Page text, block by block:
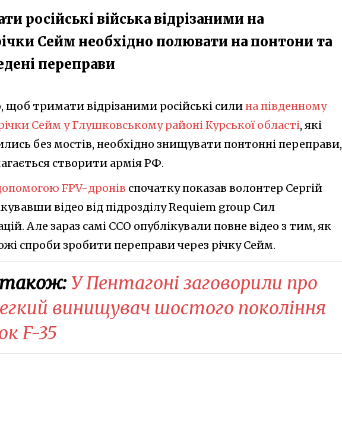
російські війська відрізаними на
Сейм необхідно полювати на понтони та
переправи
щоб тримати відрізаними російські силина південному
Сейм у Глушковському районі Курської області, які
без мостів, необхідно знищувати понтонні переправи,
створити армія РФ.
FPV-дронів спочатку показав волонтер Сергій
відео від підрозділу Requiem group Сил
Але зараз самі ССО опублікували повне відео з тим, як
спроби зробити переправи через річку Сейм.
У Пентагоні заговорили про
винищувач шостого покоління
F-35